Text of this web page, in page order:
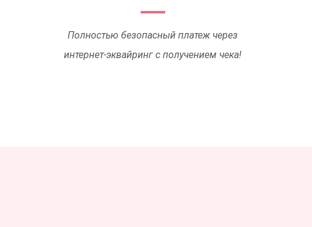
Полностью безопасный платеж через
интернет-эквайринг с получением чека!